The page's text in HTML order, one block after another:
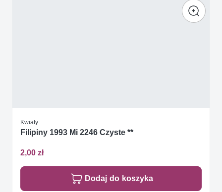
Kwiaty
Filipiny 1993 Mi 2246 Czyste **
2,00 zł
Dodaj do koszyka